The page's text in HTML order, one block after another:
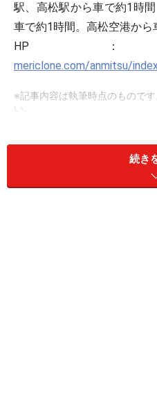
駅、高松駅から車で約1時
車で約1時間。高松空港から
HP
mericlone.com/anmitsu/
※記事内容は執筆時点のもので
い。
続き